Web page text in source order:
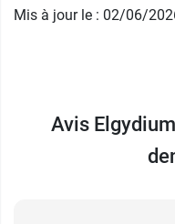
souvent sur la
Son manche
Mis à jour le : 02/06/
Avis